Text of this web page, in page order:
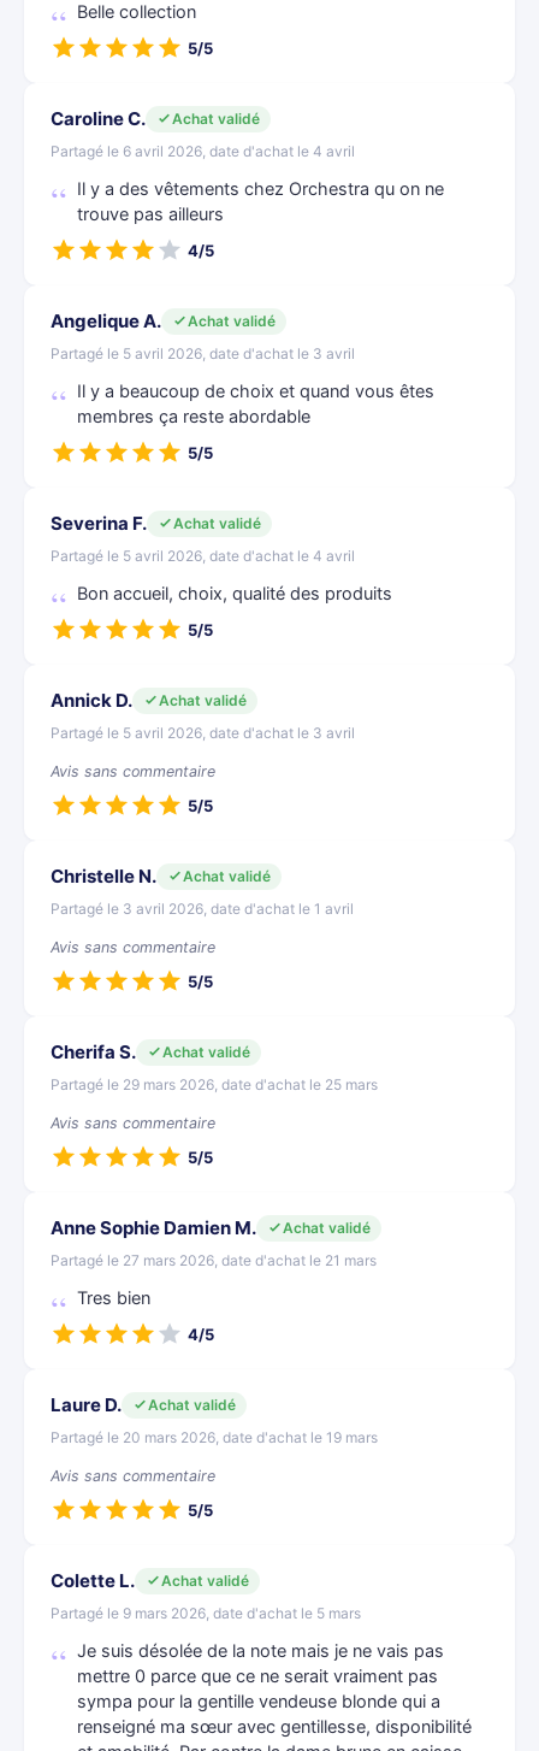
Belle collection
5/5
Caroline C.
Achat validé
Partagé le 6 avril 2026, date d'achat le 4 avril
Il y a des vêtements chez Orchestra qu on ne
trouve pas ailleurs
4/5
Angelique A.
Achat validé
Partagé le 5 avril 2026, date d'achat le 3 avril
Il y a beaucoup de choix et quand vous êtes
membres ça reste abordable
5/5
Severina F.
Achat validé
Partagé le 5 avril 2026, date d'achat le 4 avril
Bon accueil, choix, qualité des produits
5/5
Annick D.
Achat validé
Partagé le 5 avril 2026, date d'achat le 3 avril
Avis sans commentaire
5/5
Christelle N.
Achat validé
Partagé le 3 avril 2026, date d'achat le 1 avril
Avis sans commentaire
5/5
Cherifa S.
Achat validé
Partagé le 29 mars 2026, date d'achat le 25 mars
Avis sans commentaire
5/5
Anne Sophie Damien M.
Achat validé
Partagé le 27 mars 2026, date d'achat le 21 mars
Tres bien
4/5
Laure D.
Achat validé
Partagé le 20 mars 2026, date d'achat le 19 mars
Avis sans commentaire
5/5
Colette L.
Achat validé
Partagé le 9 mars 2026, date d'achat le 5 mars
Je suis désolée de la note mais je ne vais pas
mettre 0 parce que ce ne serait vraiment pas
sympa pour la gentille vendeuse blonde qui a
renseigné ma sœur avec gentillesse, disponibilité